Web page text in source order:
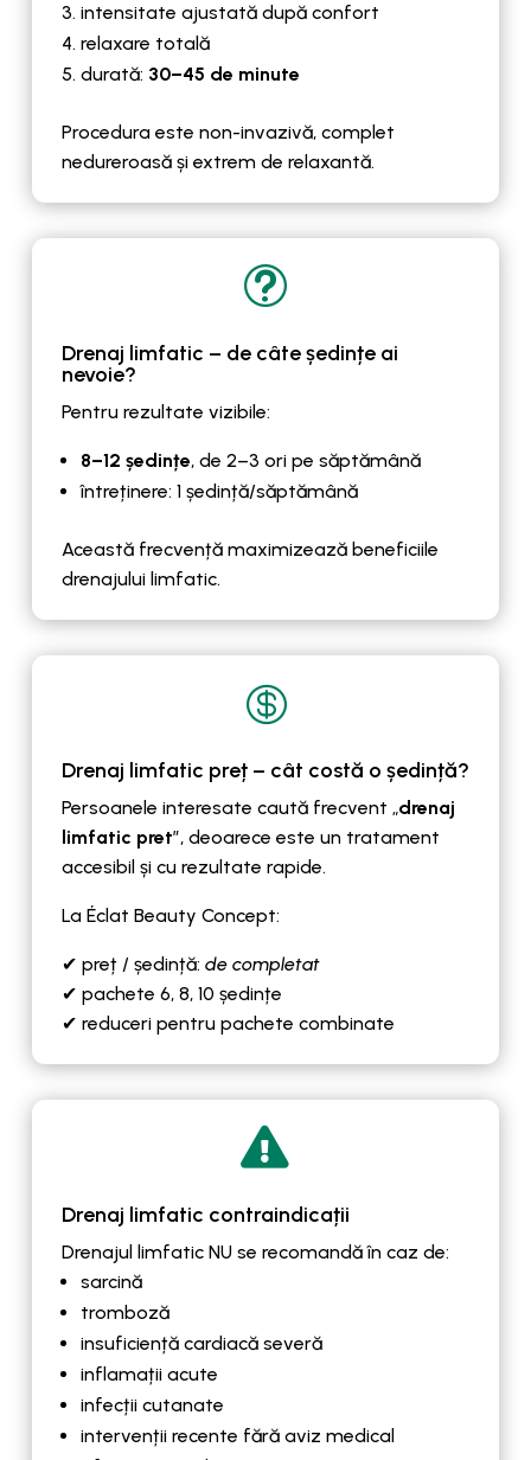
intensitate ajustată după confort
relaxare totală
durată: 30–45 de minute
Procedura este non-invazivă, complet
nedureroasă și extrem de relaxantă.
t
Drenaj limfatic – de câte ședințe ai
nevoie?
Pentru rezultate vizibile:
8–12 ședințe, de 2–3 ori pe săptămână
întreținere: 1 ședință/săptămână
Această frecvență maximizează beneficiile
drenajului limfatic.

Drenaj limfatic preț – cât costă o ședință?
Persoanele interesate caută frecvent „drenaj
limfatic pret”, deoarece este un tratament
accesibil și cu rezultate rapide.
La Éclat Beauty Concept:
✔ preț / ședință: de completat
✔ pachete 6, 8, 10 ședințe
✔ reduceri pentru pachete combinate

Drenaj limfatic contraindicații
Drenajul limfatic NU se recomandă în caz de:
sarcină
tromboză
insuficiență cardiacă severă
inflamații acute
infecții cutanate
intervenții recente fără aviz medical